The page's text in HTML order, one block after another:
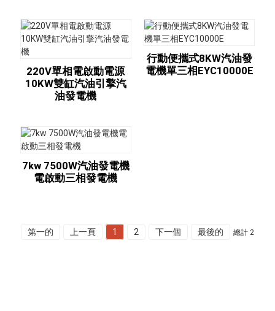
220V單相電啟動電源
10KW雙缸汽油引擎汽
油發電機
行動便攜式8KW汽油發
電機單三相EYC10000E
7kw 7500W汽油發電機
電啟動三相發電機
第一的 上一頁 1 2 下一個 最後的 總計 2